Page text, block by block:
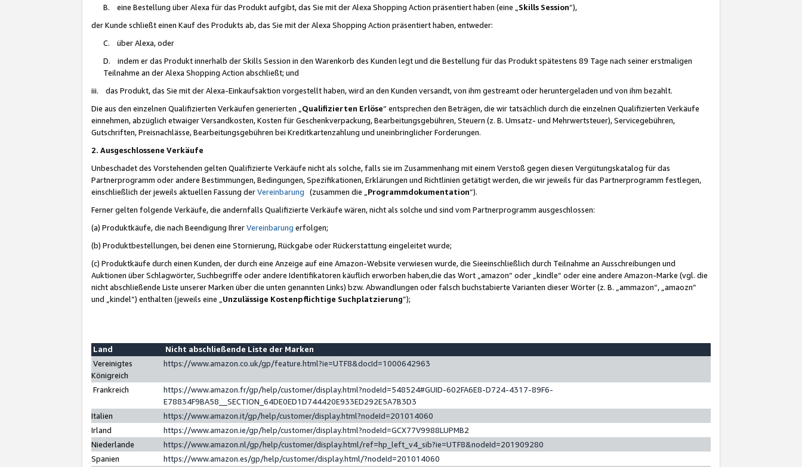
B. eine Bestellung über Alexa für das Produkt aufgibt, das Sie mit der Alexa Shopping Action präsentiert haben (eine „ Skills Session“),
der Kunde schließt einen Kauf des Produkts ab, das Sie mit der Alexa Shopping Action präsentiert haben, entweder:
C. über Alexa, oder
D. indem er das Produkt innerhalb der Skills Session in den Warenkorb des Kunden legt und die Bestellung für das Produkt spätestens 89 Tage nach seiner erstmaligen
Teilnahme an der Alexa Shopping Action abschließt; und
iii. das Produkt, das Sie mit der Alexa-Einkaufsaktion vorgestellt haben, wird an den Kunden versandt, von ihm gestreamt oder heruntergeladen und von ihm bezahlt.
Die aus den einzelnen Qualifizierten Verkäufen generierten „ Qualifizierten Erlöse“ entsprechen den Beträgen, die wir tatsächlich durch die einzelnen Qualifizierten Verkäufe
einnehmen, abzüglich etwaiger Versandkosten, Kosten für Geschenkverpackung, Bearbeitungsgebühren, Steuern (z. B. Umsatz- und Mehrwertsteuer), Servicegebühren,
Gutschriften, Preisnachlässe, Bearbeitungsgebühren bei Kreditkartenzahlung und uneinbringlicher Forderungen.
2. Ausgeschlossene Verkäufe
Unbeschadet des Vorstehenden gelten Qualifizierte Verkäufe nicht als solche, falls sie im Zusammenhang mit einem Verstoß gegen diesen Vergütungskatalog für das
Partnerprogramm oder andere Bestimmungen, Bedingungen, Spezifikationen, Erklärungen und Richtlinien getätigt werden, die wir jeweils für das Partnerprogramm festlegen,
einschließlich der jeweils aktuellen Fassung derVereinbarung (zusammen die „ Programmdokumentation“).
Ferner gelten folgende Verkäufe, die andernfalls Qualifizierte Verkäufe wären, nicht als solche und sind vom Partnerprogramm ausgeschlossen:
(a) Produktkäufe, die nach Beendigung IhrerVereinbarung erfolgen;
(b) Produktbestellungen, bei denen eine Stornierung, Rückgabe oder Rückerstattung eingeleitet wurde;
(c) Produktkäufe durch einen Kunden, der durch eine Anzeige auf eine Amazon-Website verwiesen wurde, die Sieeinschließlich durch Teilnahme an Ausschreibungen und
Auktionen über Schlagwörter, Suchbegriffe oder andere Identifikatoren käuflich erworben haben,die das Wort „amazon“ oder „kindle“ oder eine andere Amazon-Marke (vgl. die
nicht abschließende Liste unserer Marken über die unten genannten Links) bzw. Abwandlungen oder falsch buchstabierte Varianten dieser Wörter (z. B. „ammazon“, „amaozn“
und „kindel“) enthalten (jeweils eine „ Unzulässige Kostenpflichtige Suchplatzierung”);
Land
Nicht abschließende Liste der Marken
Vereinigtes
Königreich
https://www.amazon.co.uk/gp/feature.html?ie=UTF8&docId=1000642963
Frankreich
https://www.amazon.fr/gp/help/customer/display.html?nodeId=548524#GUID-602FA6E8-D724-4317-89F6-
E78834F9BA58__SECTION_64DE0ED1D744420E933ED292E5A7B3D3
Italien
https://www.amazon.it/gp/help/customer/display.html?nodeId=201014060
Irland
https://www.amazon.ie/gp/help/customer/display.html?nodeId=GCX77V9988LUPMB2
Niederlande
https://www.amazon.nl/gp/help/customer/display.html/ref=hp_left_v4_sib?ie=UTF8&nodeId=201909280
Spanien
https://www.amazon.es/gp/help/customer/display.html/?nodeId=201014060